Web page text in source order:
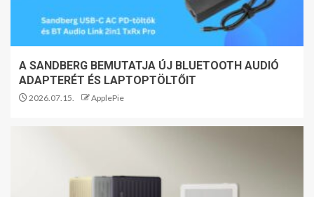
A SANDBERG BEMUTATJA ÚJ BLUETOOTH AUDIÓ
ADAPTERÉT ÉS LAPTOPTÖLTŐIT
2026.07.15. ApplePie